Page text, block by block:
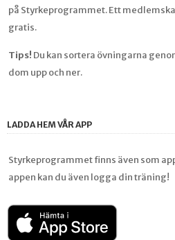
på Styrkeprogrammet. Ett
gratis.
Tips! Du kan sortera övningarna
dom upp och ner.
LADDA HEM VÅR APP
Styrkeprogrammet finns även som
appen kan du även logga din träning!